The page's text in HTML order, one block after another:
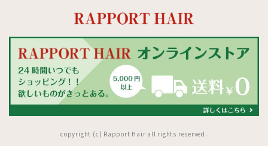
copyright (c) Rapport Hair all rights reserved.